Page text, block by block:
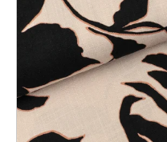
GUTSCHEINE
% REDUZIERT %